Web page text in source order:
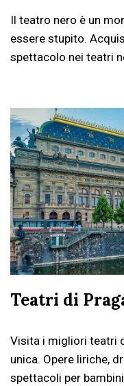
Il teatro nero è un
essere stupito.
spettacolo nei teatri
Teatri di
Visita i migliori teatri
unica. Opere liriche,
spettacoli per